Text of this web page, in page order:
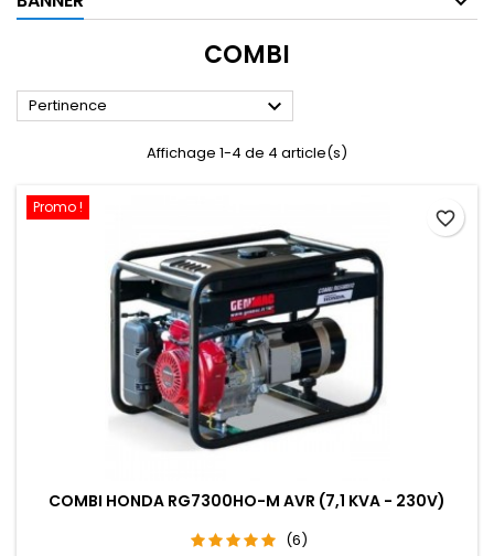
COMBI
Pertinence 
Affichage 1-4 de 4 article(s)
Promo !
COMBI HONDA RG7300HO-M AVR (7,1 KVA - 230V)
(6)
favorite_border